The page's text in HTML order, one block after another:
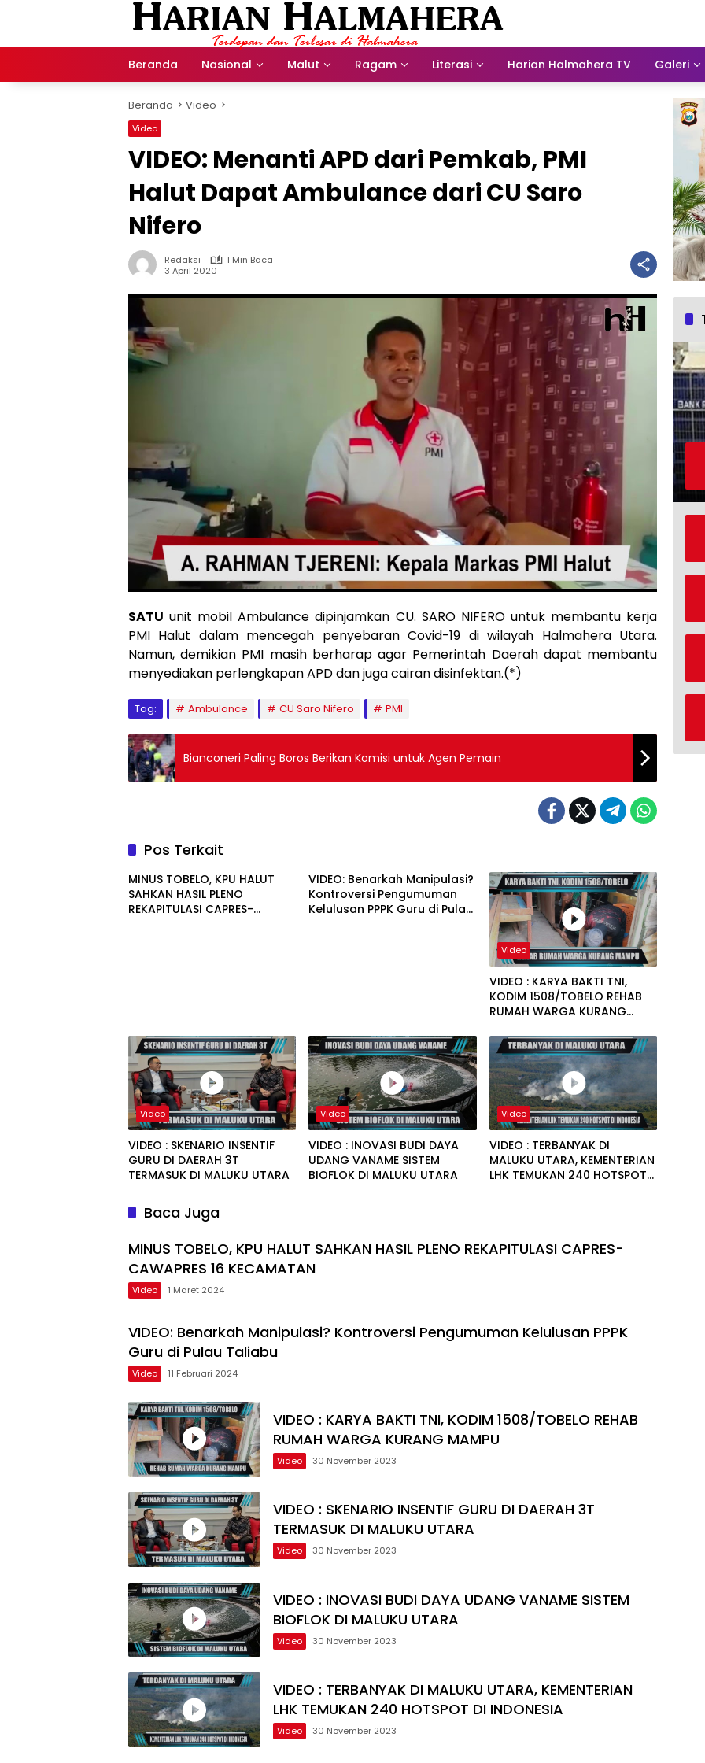
Beranda Nasional Malut Ragam Literasi Harian Halmahera TV Galeri
Beranda Video
Video
VIDEO: Menanti APD dari Pemkab, PMI
Halut Dapat Ambulance dari CU Saro
Nifero
Redaksi
1 Min Baca
3 April 2020
SATU unit mobil Ambulance dipinjamkan CU. SARO NIFERO untuk membantu kerja
PMI Halut dalam mencegah penyebaran Covid-19 di wilayah Halmahera Utara.
Namun, demikian PMI masih berharap agar Pemerintah Daerah dapat membantu
menyediakan perlengkapan APD dan juga cairan disinfektan.(*)
Tag: Ambulance CU Saro Nifero PMI
Bianconeri Paling Boros Berikan Komisi untuk Agen Pemain
Pos Terkait
MINUS TOBELO, KPU HALUT
SAHKAN HASIL PLENO
REKAPITULASI CAPRES-
VIDEO: Benarkah Manipulasi?
Kontroversi Pengumuman
Kelulusan PPPK Guru di Pulau
Video
VIDEO : KARYA BAKTI TNI,
KODIM 1508/TOBELO REHAB
RUMAH WARGA KURANG
Video
VIDEO : SKENARIO INSENTIF
GURU DI DAERAH 3T
TERMASUK DI MALUKU UTARA
Video
VIDEO : INOVASI BUDI DAYA
UDANG VANAME SISTEM
BIOFLOK DI MALUKU UTARA
Video
VIDEO : TERBANYAK DI
MALUKU UTARA, KEMENTERIAN
LHK TEMUKAN 240 HOTSPOT
Baca Juga
MINUS TOBELO, KPU HALUT SAHKAN HASIL PLENO REKAPITULASI CAPRES-
CAWAPRES 16 KECAMATAN
Video 1 Maret 2024
VIDEO: Benarkah Manipulasi? Kontroversi Pengumuman Kelulusan PPPK
Guru di Pulau Taliabu
Video 11 Februari 2024
VIDEO : KARYA BAKTI TNI, KODIM 1508/TOBELO REHAB
RUMAH WARGA KURANG MAMPU
Video 30 November 2023
VIDEO : SKENARIO INSENTIF GURU DI DAERAH 3T
TERMASUK DI MALUKU UTARA
Video 30 November 2023
VIDEO : INOVASI BUDI DAYA UDANG VANAME SISTEM
BIOFLOK DI MALUKU UTARA
Video 30 November 2023
VIDEO : TERBANYAK DI MALUKU UTARA, KEMENTERIAN
LHK TEMUKAN 240 HOTSPOT DI INDONESIA
Video 30 November 2023